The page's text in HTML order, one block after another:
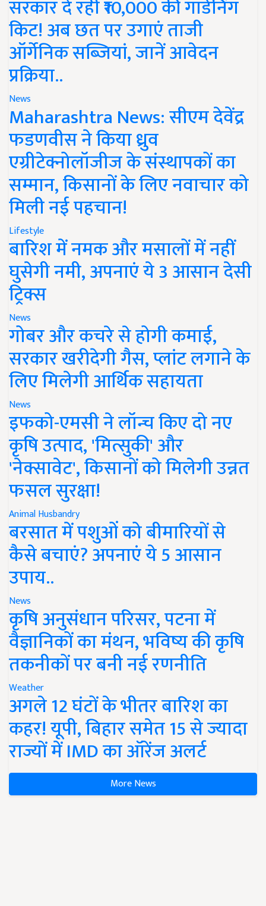
सरकार दे रही ₹10,000 की गार्डनिंग
किट! अब छत पर उगाएं ताजी
ऑर्गेनिक सब्जियां, जानें आवेदन
प्रक्रिया..
News
Maharashtra News: सीएम देवेंद्र
फडणवीस ने किया ध्रुव
एग्रीटेक्नोलॉजीज के संस्थापकों का
सम्मान, किसानों के लिए नवाचार को
मिली नई पहचान!
Lifestyle
बारिश में नमक और मसालों में नहीं
घुसेगी नमी, अपनाएं ये 3 आसान देसी
ट्रिक्स
News
गोबर और कचरे से होगी कमाई,
सरकार खरीदेगी गैस, प्लांट लगाने के
लिए मिलेगी आर्थिक सहायता
News
इफको-एमसी ने लॉन्च किए दो नए
कृषि उत्पाद, 'मित्सुकी' और
'नेक्सावेट', किसानों को मिलेगी उन्नत
फसल सुरक्षा!
Animal Husbandry
बरसात में पशुओं को बीमारियों से
कैसे बचाएं? अपनाएं ये 5 आसान
उपाय..
News
कृषि अनुसंधान परिसर, पटना में
वैज्ञानिकों का मंथन, भविष्य की कृषि
तकनीकों पर बनी नई रणनीति
Weather
अगले 12 घंटों के भीतर बारिश का
कहर! यूपी, बिहार समेत 15 से ज्यादा
राज्यों में IMD का ऑरेंज अलर्ट
More News